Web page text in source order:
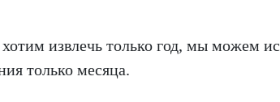
извлечь только год, мы можем
только месяца.